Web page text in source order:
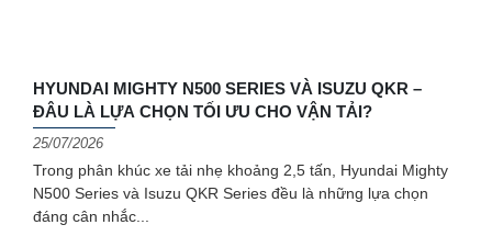
HYUNDAI MIGHTY N500 SERIES VÀ ISUZU QKR –
ĐÂU LÀ LỰA CHỌN TỐI ƯU CHO VẬN TẢI?
25/07/2026
Trong phân khúc xe tải nhẹ khoảng 2,5 tấn, Hyundai Mighty
N500 Series và Isuzu QKR Series đều là những lựa chọn
đáng cân nhắc